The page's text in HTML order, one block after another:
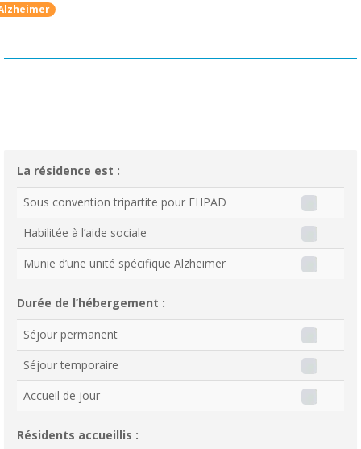
La résidence est :
Sous convention tripartite pour EHPAD
Habilitée à l’aide sociale
Munie d’une unité spécifique Alzheimer
Durée de l’hébergement :
Séjour permanent
Séjour temporaire
Accueil de jour
Résidents accueillis :